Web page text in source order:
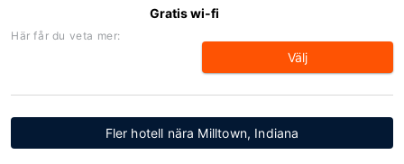
Gratis wi-fi
Här får du veta mer:
Välj
Fler hotell nära Milltown, Indiana